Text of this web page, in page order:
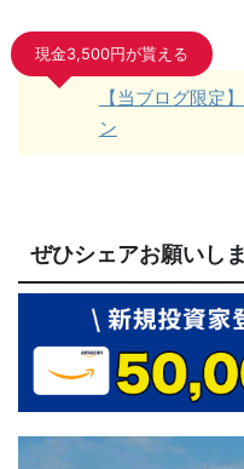
現金3,500円が貰える
【当ブログ限定
ン
ぜひシェアお願いし